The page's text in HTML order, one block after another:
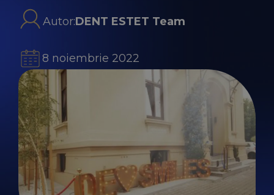
Autor:DENT ESTET Team
8 noiembrie 2022